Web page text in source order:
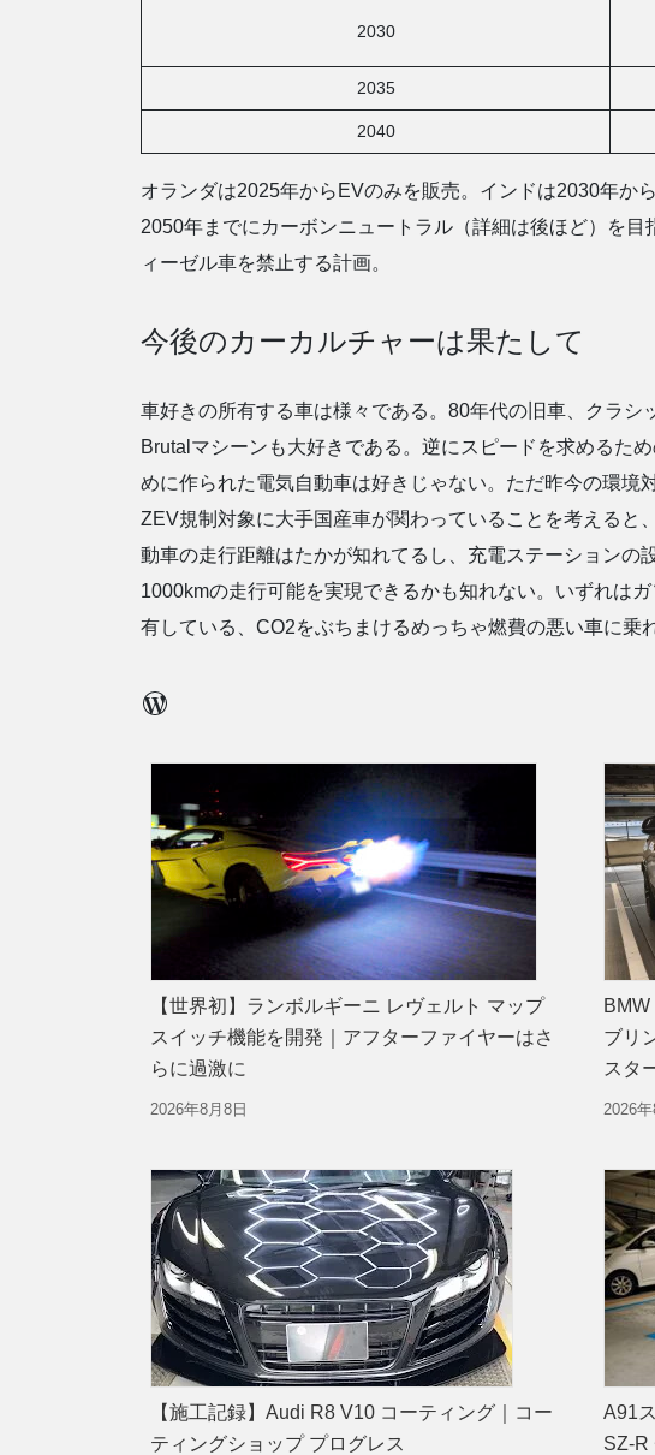
2030
2035
2040
オランダは2025年からEVのみを販売。インドは2030年か
2050年までにカーボンニュートラル（詳細は後ほど）を
ィーゼル車を禁止する計画。
今後のカーカルチャーは果たして
車好きの所有する車は様々である。80年代の旧車、クラ
Brutalマシーンも大好きである。逆にスピードを求めるた
めに作られた電気自動車は好きじゃない。ただ昨今の環境
ZEV規制対象に大手国産車が関わっていることを考える
動車の走行距離はたかが知れてるし、充電ステーション
1000kmの走行可能を実現できるかも知れない。いずれは
有している、CO2をぶちまけるめっちゃ燃費の悪い車に乗
WordPress
【世界初】ランボルギーニ レヴェルト マップ
スイッチ機能を開発｜アフターファイヤーはさ
らに過激に
2026年8月8日
ブリ
スタ
2026
【施工記録】Audi R8 V10 コーティング｜コー
ティングショップ プログレス
A91
SZ-R